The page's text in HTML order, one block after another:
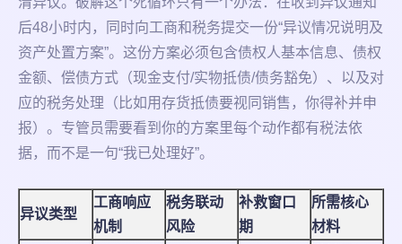
后48小时内，同时向工商和税务提交一份“异议情况说明及
资产处置方案”。这份方案必须包含债权人基本信息、债权
金额、偿债方式（现金支付/实物抵债/债务豁免）、以及对
应的税务处理（比如用存货抵债要视同销售，你得补并申
报）。专管员需要看到你的方案里每个动作都有税法依
据，而不是一句“我已处理好”。
异议类型
工商响应
机制
税务联动
风险
补救窗口
期
所需核心
材料